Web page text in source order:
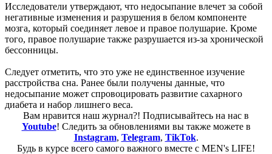
Исследователи утверждают, что недосыпание влечет за собой
негативные изменения и разрушения в белом компоненте
мозга, который соединяет левое и правое полушарие. Кроме
того, правое полушарие также разрушается из-за хронической
бессонницы.
Следует отметить, что это уже не единственное изучение
расстройства сна. Ранее были получены данные, что
недосыпание может спровоцировать развитие сахарного
диабета и набор лишнего веса.
Вам нравится наш журнал?! Подписывайтесь на нас в
Youtube! Следить за обновлениями вы также можете в
Instagram, Telegram, TikTok.
Будь в курсе всего самого важного вместе с MEN's LIFE!